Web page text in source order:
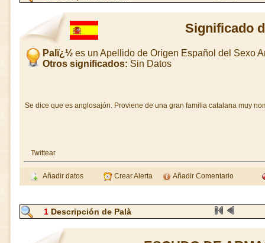
Significado
Palï¿½es un Apellido de Origen Español del Sexo
Otros significados: Sin Datos
Se dice que es anglosajón. Proviene de una gran familia catalana muy
Twittear
Añadir datos Crear Alerta Añadir Comentario
1 Descripción de Palà